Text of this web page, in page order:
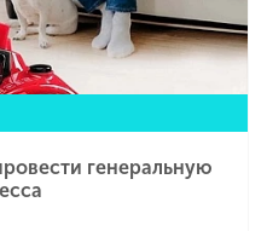
генеральную